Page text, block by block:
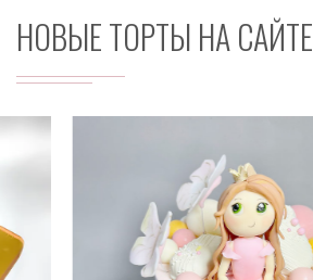
НОВЫЕ ТОРТЫ НА САЙТЕ